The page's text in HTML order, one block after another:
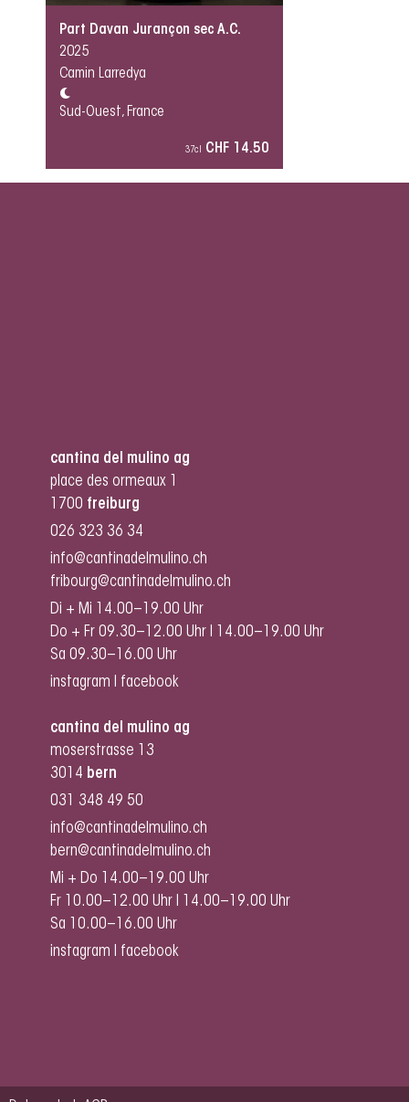
Part Davan Jurançon sec A.C.
2025
Camin Larredya
Sud-Ouest, France
37cl CHF 14.50
cantina del mulino ag
place des ormeaux 1
1700 freiburg
026 323 36 34
info@cantinadelmulino.ch
fribourg@cantinadelmulino.ch
Di + Mi 14.00–19.00 Uhr
Do + Fr 09.30–12.00 Uhr I 14.00–19.00 Uhr
Sa 09.30–16.00 Uhr
instagram
facebook
cantina del mulino ag
moserstrasse 13
3014 bern
031 348 49 50
info@cantinadelmulino.ch
bern@cantinadelmulino.ch
Mi + Do 14.00–19.00 Uhr
Fr 10.00–12.00 Uhr I 14.00–19.00 Uhr
Sa 10.00–16.00 Uhr
instagram
facebook